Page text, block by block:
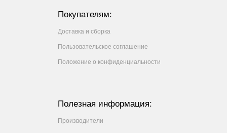
Покупателям:
Доставка и сборка
Пользовательское соглашение
Положение о конфиденциальности
Полезная информация:
Производители